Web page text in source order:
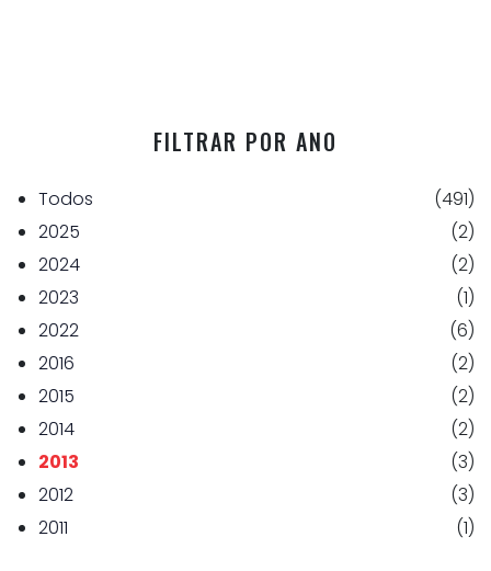
FILTRAR POR ANO
Todos
(491)
2025
(2)
2024
(2)
2023
(1)
2022
(6)
2016
(2)
2015
(2)
2014
(2)
2013
(3)
2012
(3)
2011
(1)